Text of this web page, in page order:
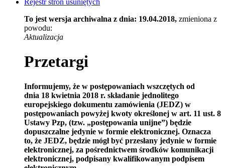
Rejestr stron usuniętych
To jest wersja archiwalna z dnia: 19.04.2018, zmieniona z
powodu:
Aktualizacja
Przetargi
Informujemy, że w postępowaniach wszczętych od
dnia 18 kwietnia 2018 r. składanie jednolitego
europejskiego dokumentu zamówienia (JEDZ) w
postępowaniach powyżej kwoty określonej w art. 11 ust. 8
Ustawy Pzp, (tzw. „postępowania unijne”) będzie
dopuszczalne jedynie w formie elektronicznej. Oznacza
to, że JEDZ, będzie mógł być przesłany jedynie w formie
elektronicznej, za pośrednictwem środków komunikacji
elektronicznej, podpisany kwalifikowanym podpisem